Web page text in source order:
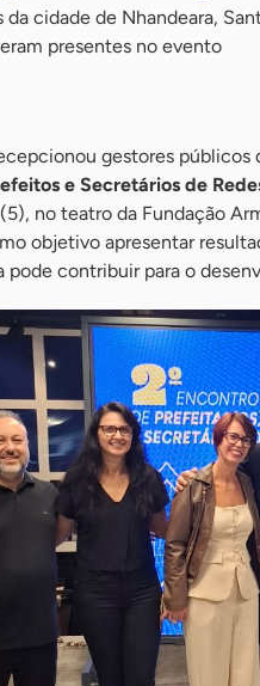
da cidade de Nhandeara,
presentes no evento
gestores públicos
e Secretários de
no teatro da Fundação
objetivo apresentar
pode contribuir para o